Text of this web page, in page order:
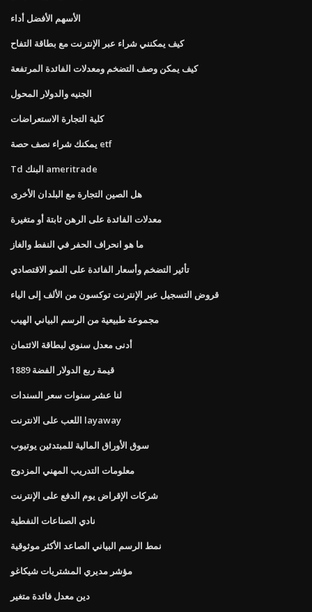
الأسهم الأفضل أداء
كيف يمكنني شراء عبر الإنترنت مع بطاقة التفاح
كيف يمكن وصف التضخم ومعدلات الفائدة المرتفعة
الجنيه والدولار المحول
كلية التجارة الاستعراضات
يمكنك شراء نصف حصة etf
Td البنك ameritrade
هل الصين التجارة مع البلدان الأخرى
معدلات الفائدة على الرهن ثابتة أو متغيرة
ما هو انحراف الحفر في النفط والغاز
تأثير التضخم وأسعار الفائدة على النمو الاقتصادي
قروض التسجيل عبر الإنترنت توكسون من الألف إلى الياء
مجموعة طبيعية من الرسم البياني الهيب
أدنى معدل سنوي لبطاقة الائتمان
1889 قيمة ربع الدولار الفضة
لنا عشر سنوات سعر السندات
اللعب على الانترنت layaway
سوق الأوراق المالية للمبتدئين يوتيوب
معلومات التدريب المهني المزدوج
شركات الإقراض يوم الدفع على الإنترنت
نادي الصناعات النفطية
نمط الرسم البياني الصاعد الأكثر موثوقية
مؤشر مديري المشتريات شيكاغو
دين معدل فائدة متغير